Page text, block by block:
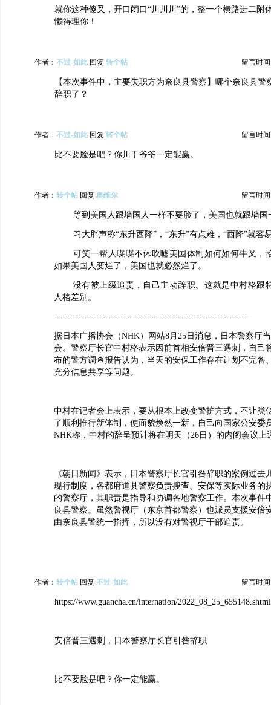
就你这种傻叉，开口闭口“川川川”的，整一个横路进二附
懒得理你！
作者： 不过-如此 回复 转个帖 留言时间
【本次事件中，主要失职方为奈良县警察】哪个奈良县警
辞职了？
作者： 不过-如此 回复 转个帖 留言时间
比不要脸是吧？你川干爷爷一定能赢。
作者： 转个帖 回复 奥维尔 留言时间
等到美国人跟墙国人一样不要脸了，美国也就跟墙国
习大胖声称“东升西降”，“东升”有点难，“西降”就容
可笑一帮人喋喋不休吹嘘美国体制如何如何牛叉，
如果美国人变烂了，美国也就必然烂了。
没有被上级追责，自己主动辞职。这就是中村格跟
人格差别。
----------------------------------------------------------------
据日本广播协会（NHK）网站8月25日消息，日本警察厅
会。警察厅长官中村格表示因前首相安倍晋三遇刺，自己
布的警方调查报告认为，当天的安保工作存在计划不完备
充分信息共享等问题。
中村在记者会上表示，要从根本上改变警护方式，不让类
了顺利推行新体制，使面貌焕然一新，自己向国家公安委
NHK称，中村的辞呈预计将在明天（26日）的内阁会议上
《朝日新闻》表示，日本警察厅长官引咎辞职的案例过去
现行制度，各都府道县警察负责搜查、安保等实际业务的
的警察厅，其职责是指导和协调各地警察工作。本次事件
良县警察。虽然警视厅（东京首都警察）也派员支援安倍
由奈良县警统一指挥，所以没有对警视厅干部追责。
作者： 转个帖 回复 不过-如此 留言时间
https://www.guancha.cn/internation/2022_08_25_655148.shtml
安倍晋三遇刺，日本警察厅长官引咎辞职
比不要脸是吧？你一定能赢。